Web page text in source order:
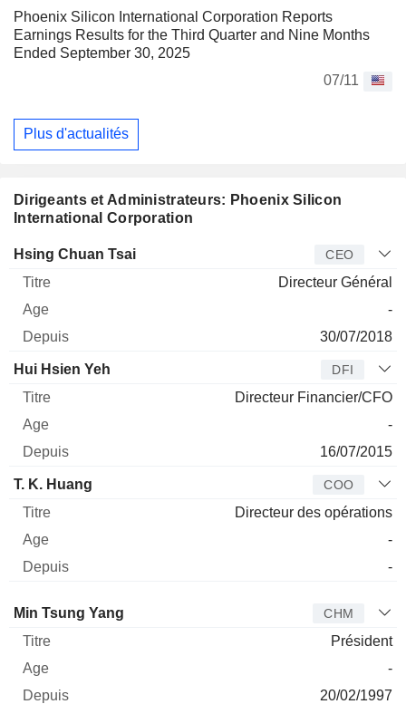
Phoenix Silicon International Corporation Reports
Earnings Results for the Third Quarter and Nine Months
Ended September 30, 2025
07/11
Plus d'actualités
Dirigeants et Administrateurs: Phoenix Silicon
International Corporation
Dirigeant Titre Age
Hsing Chuan Tsai CEO
Directeur Général
-
30/07/2018
Hui Hsien Yeh DFI
Directeur Financier/CFO
-
16/07/2015
T. K. Huang COO
Directeur des opérations
-
-
Administrateur Titre
Min Tsung Yang CHM
Président
-
20/02/1997